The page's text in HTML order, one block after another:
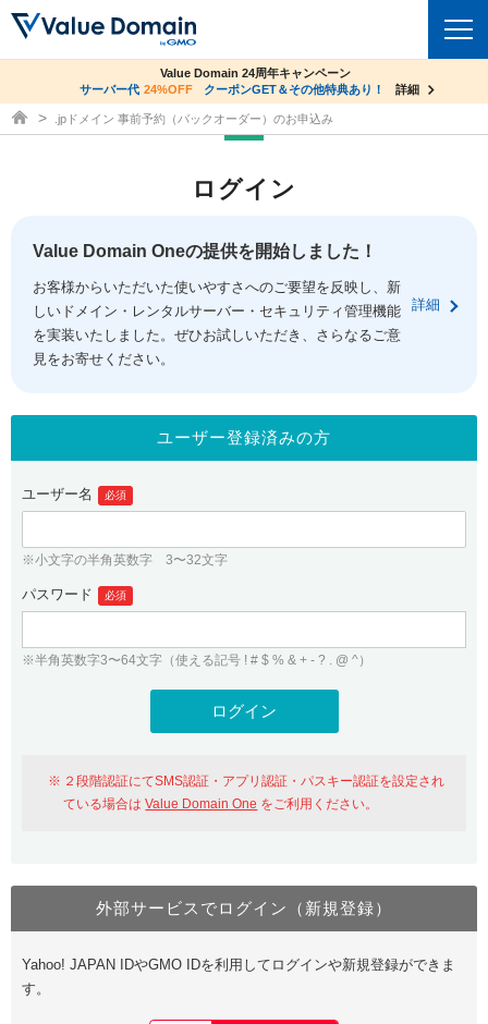
ドメイントップ
ドメイン移管
ドメイン価格一覧
ドメイン一括検索
.jpドメインオークション
gTLDオークション NEW!
.jpドメインバックオーダー
プレミアムドメイン
人気ドメインの種類
WHOIS検索
コアサーバー
バリューサーバー
XREA
セキュリティトップ
Value Domain ネットde診断
SSL証明書
サービストップ
お得意様割引
紹介制度
バリュードメインAPI
ドメイン・ホスティングOEM
facebook
ログイン
従来のバリュードメインをご利用希望の方
Value Domainにログイン
おすすめ One レンタルサーバーを含む最新の機能を使う方
Value Domain Oneにログイン
ユーザー登録
Value Domain Oneアカウント作成
co.jpドメイン✕コアサーバーV2ビジネス応援キャンペーン
サーバー料金1年間無料
詳細
Value Domain 24周年キャンペーン
サーバー代 24%OFF クーポンGET＆その他特典あり！ 詳細
ドメイン取得ならバリュードメイン
.jpドメイン 事前予約（バックオーダー）のお申込み
ログイン
Value Domain Oneの提供を開始しました！
お客様からいただいた使いやすさへのご要望を反映し、新
しいドメイン・レンタルサーバー・セキュリティ管理機能
を実装いたしました。ぜひお試しいただき、さらなるご意
見をお寄せください。
詳細
ユーザー登録済みの方
ユーザー名 必須
※小文字の半角英数字 3〜32文字
パスワード 必須
※半角英数字3〜64文字（使える記号 ! # $ % & + - ? . @ ^）
２段階認証にてSMS認証・アプリ認証・パスキー認証を設定され
ている場合はValue Domain One をご利用ください。
外部サービスでログイン（新規登録）
Yahoo! JAPAN IDやGMO IDを利用してログインや新規登録ができま
す。